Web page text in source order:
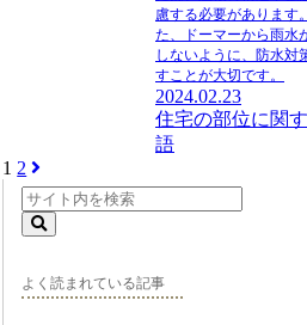
慮する必要があります
た、ドーマーから雨水
しないように、防水対
すことが大切です。
2024.02.23
住宅の部位に関
語
1 2 次
へ
よく読まれている記事